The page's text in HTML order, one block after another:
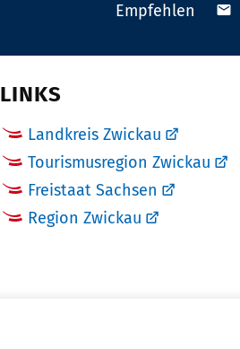
Empfehlen
LINKS
Landkreis Zwickau
Tourismusregion Zwickau
Freistaat Sachsen
Region Zwickau